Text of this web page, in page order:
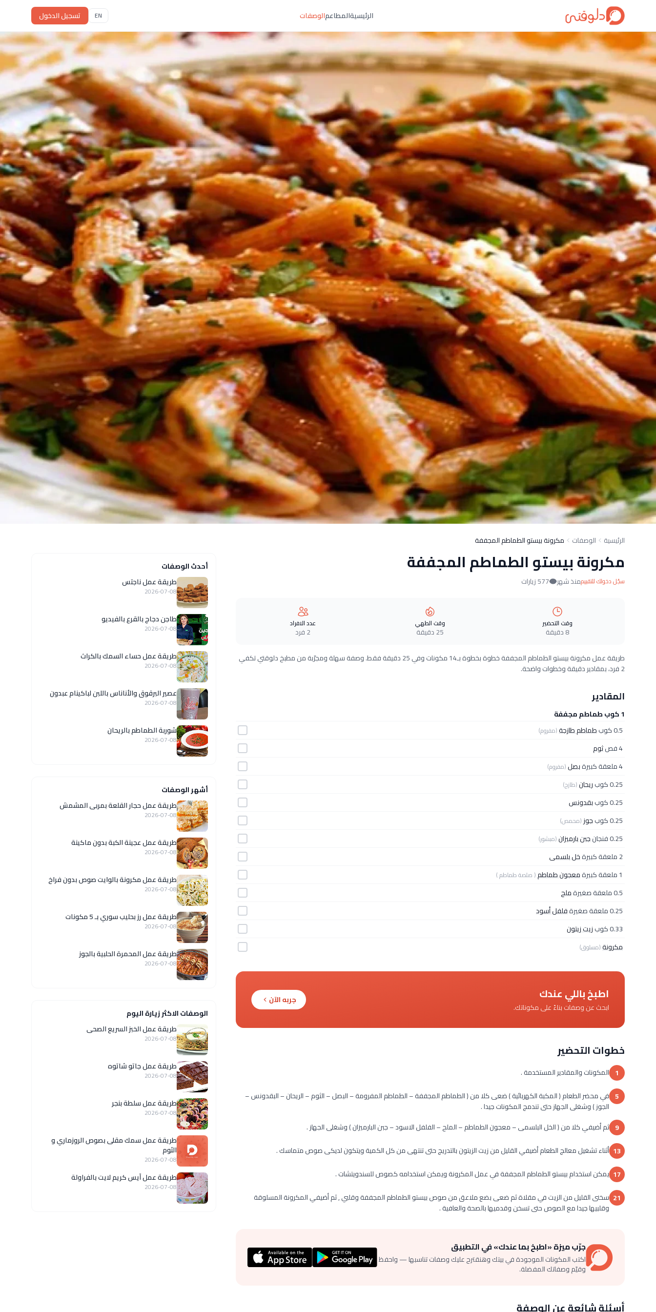
الرئيسيةالمطاعمالوصفات EN تسجيل الدخول
الرئيسية الوصفات مكرونة بيستو الطماطم المجففة
مكرونة بيستو الطماطم المجففة
سجّل دخولك للتقييممنذ شهر 577 زيارات
وقت التحضير
8 دقيقة
وقت الطهي
25 دقيقة
عدد الافراد
2 فرد
طريقة عمل مكرونة بيستو الطماطم المجففة خطوة بخطوة بـ14 مكونات وفي 25 دقيقة فقط. وصفة سهلة ومجرّبة من مطبخ دلوقتي تكفي
2 فرد، بمقادير دقيقة وخطوات واضحة.
المقادير
1 كوب طماطم مجففة
0.5 كوب
طماطم طازجة(مفروم)
4 فص
ثوم
4 ملعقة كبيرة
بصل(مفروم)
0.25 كوب ريحان(طازج)
0.25 كوب
بقدونس
0.25 كوب
جوز (محمص)
0.25 فنجان جبن بارميزان(مبشور)
2 ملعقة كبيرة
خل بلسمى
1 ملعقة كبيرة
معجون طماطم( صلصة طماطم )
0.5 ملعقة صغيرة
ملح
0.25 ملعقة صغيرة
فلفل أسود
0.33 كوب
زيت زيتون
مكرونة(مسلوق)
اطبخ باللي عندك
ابحث عن وصفات بناءً على مكوناتك.
جربه الآن
خطوات التحضير
1 المكونات والمقادير المستخدمة .
5 في محضر الطعام ( المكبة الكهربائية ) ضعى كلا من ( الطماطم المجففة – الطماطم المفرومة – البصل – الثوم – الريحان – البقدونس –
الجوز ) وشغلى الجهاز حتى تندمج المكونات جيدا .
9 ثم أضيفي كلا من ( الخل البلسمى – معجون الطماطم – الملح – الفلفل الاسود – جبن البارميزان ) وشغلى الجهاز .
13 أثناء تشغيل معالج الطعام أضيفي القليل من زيت الزيتون بالتدريج حتى تنتهى من كل الكمية ويتكون لديكى صوص متماسك .
17 يمكن استخدام بيستو الطماطم المجففة في عمل المكرونة ويمكن استخدامه كصوص للسندويتشات .
21 سخنى القليل من الزيت في مقلاة ثم ضعى بضع ملاعق من صوص بيستو الطماطم المجففة وقلبي , ثم أضيفي المكرونة المسلوقة
وقلبيها جيدا مع الصوص حتى تسخن وقدميها بالصحة والعافية .
جرّب ميزة «اطبخ بما عندك» في التطبيق
اكتب المكونات الموجودة في بيتك وهنقترح عليك وصفات تناسبها — واحفظ
وقيّم وصفاتك المفضلة.
أسئلة شائعة عن الوصفة
أحدث الوصفات
طريقة عمل ناجتس
2026-07-08
طاجن دجاج بالقرع بالفيديو
2026-07-08
طريقة عمل حساء السمك بالكراث
2026-07-08
عصير البرقوق والأناناس باللبن لباكينام عبدون
2026-07-08
شوربة الطماطم بالريحان
2026-07-08
أشهر الوصفات
طريقة عمل حجار القلعة بمربى المشمش
2026-07-08
طريقة عمل عجينة الكبة بدون ماكينة
2026-07-08
طريقة عمل مكرونة بالوايت صوص بدون فراخ
2026-07-08
طريقة عمل رز بحليب سوري بـ 5 مكونات
2026-07-08
طريقة عمل المحمرة الحلبية بالجوز
2026-07-08
الوصفات الاكثر زيارة اليوم
طريقة عمل الخبز السريع الصحى
2026-07-08
طريقة عمل جاتو شاتوه
2026-07-08
طريقة عمل سلطة بنجر
2026-07-08
طريقة عمل سمك مقلى بصوص الروزماري و
الثوم
2026-07-08
طريقة عمل آيس كريم لايت بالفراولة
2026-07-08